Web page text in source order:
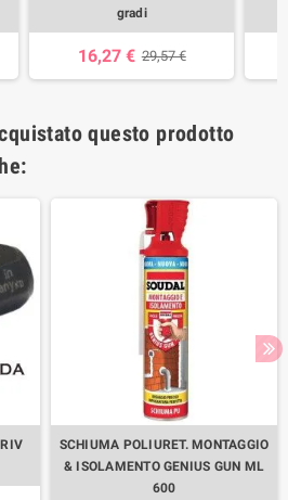
gradi
16,27 € 29,57 €
questo prodotto
SCHIUMA POLIURET. MONTAGGIO
& ISOLAMENTO GENIUS GUN ML
600